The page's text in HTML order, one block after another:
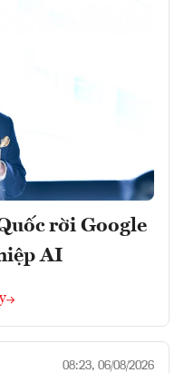
rời Google
AI
08:23, 06/08/2026